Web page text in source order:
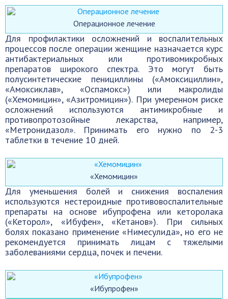
Операционное лечение
Для профилактики осложнений и воспалительных
процессов после операции женщине назначается курс
антибактериальных или противомикробных
препаратов широкого спектра. Это могут быть
полусинтетические пенициллины («Амоксициллин»,
«Амоксиклав», «Оспамокс») или макролиды
(«Хемомицин», «Азитромицин»). При умеренном риске
осложнений используются антимикробные и
противопротозойные лекарства, например,
«Метронидазол». Принимать его нужно по 2-3
таблетки в течение 10 дней.
«Хемомицин»
Для уменьшения болей и снижения воспаления
используются нестероидные противовоспалительные
препараты на основе ибупрофена или кеторолака
(«Кеторол», «Ибуфен», «Кетанов»). При сильных
болях показано применение «Нимесулида», но его не
рекомендуется принимать лицам с тяжелыми
заболеваниями сердца, почек и печени.
«Ибупрофен»